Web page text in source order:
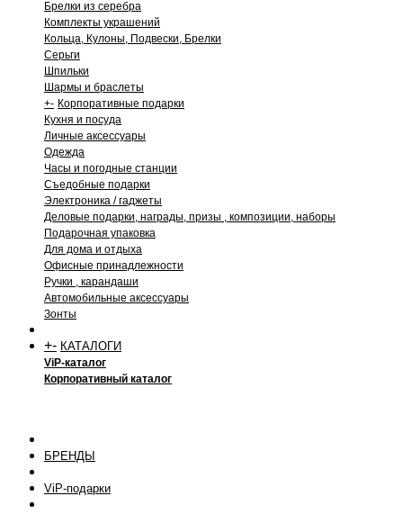
Брелки из серебра
Комплекты украшений
Кольца, Кулоны, Подвески, Брелки
Серьги
Шпильки
Шармы и браслеты
+- Корпоративные подарки
Кухня и посуда
Личные аксессуары
Одежда
Часы и погодные станции
Съедобные подарки
Электроника / гаджеты
Деловые подарки, награды, призы , композиции, наборы
Подарочная упаковка
Для дома и отдыха
Офисные принадлежности
Ручки , карандаши
Автомобильные аксессуары
Зонты
+- КАТАЛОГИ
ViP-каталог
Корпоративный каталог
БРЕНДЫ
ViP-подарки